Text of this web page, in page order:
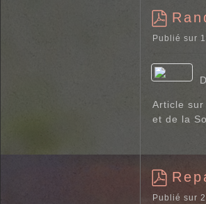
p
f
Publié sur
Article
et de la
p
Publié sur